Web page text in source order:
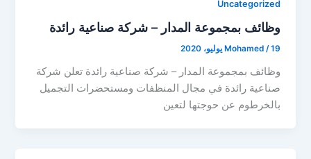
Uncategorized
وظائف بمجموعة المدار – شركة صناعية رائدة
Mohamed /19 يوليو، 2020
وظائف بمجموعة المدار – شركة صناعية رائدة تعلن شركة
صناعية رائدة في مجال المنظفات ومستحضرات التجميل
بالخرطوم عن حوجتها لتعين